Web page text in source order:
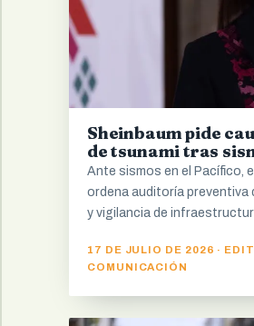
Sheinbaum pide
de tsunami tras
Ante sismos en el Pacífico,
ordena auditoría
y vigilancia de
17 DE JULIO DE 2026 ·
COMUNICACIÓN